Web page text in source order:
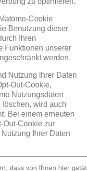
Cookie
Benutzung dieser
Ihren
Funktionen unserer
werden.
Nutzung Ihrer Daten
Out-Cookie,
Nutzungsdaten
wird auch
Bei einem erneuten
Out-Cookie zur
Ihrer Daten